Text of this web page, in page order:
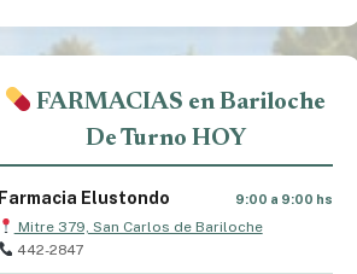
FARMACIAS en Bariloche
De Turno HOY
Farmacia Elustondo 9:00 a 9:00 hs
Mitre 379, San Carlos de Bariloche
442-2847